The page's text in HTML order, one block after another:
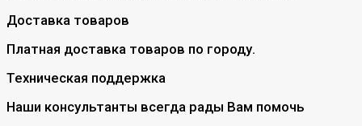
Доставка товаров
Платная доставка товаров по городу.
Техническая поддержка
Наши консультанты всегда рады Вам помочь